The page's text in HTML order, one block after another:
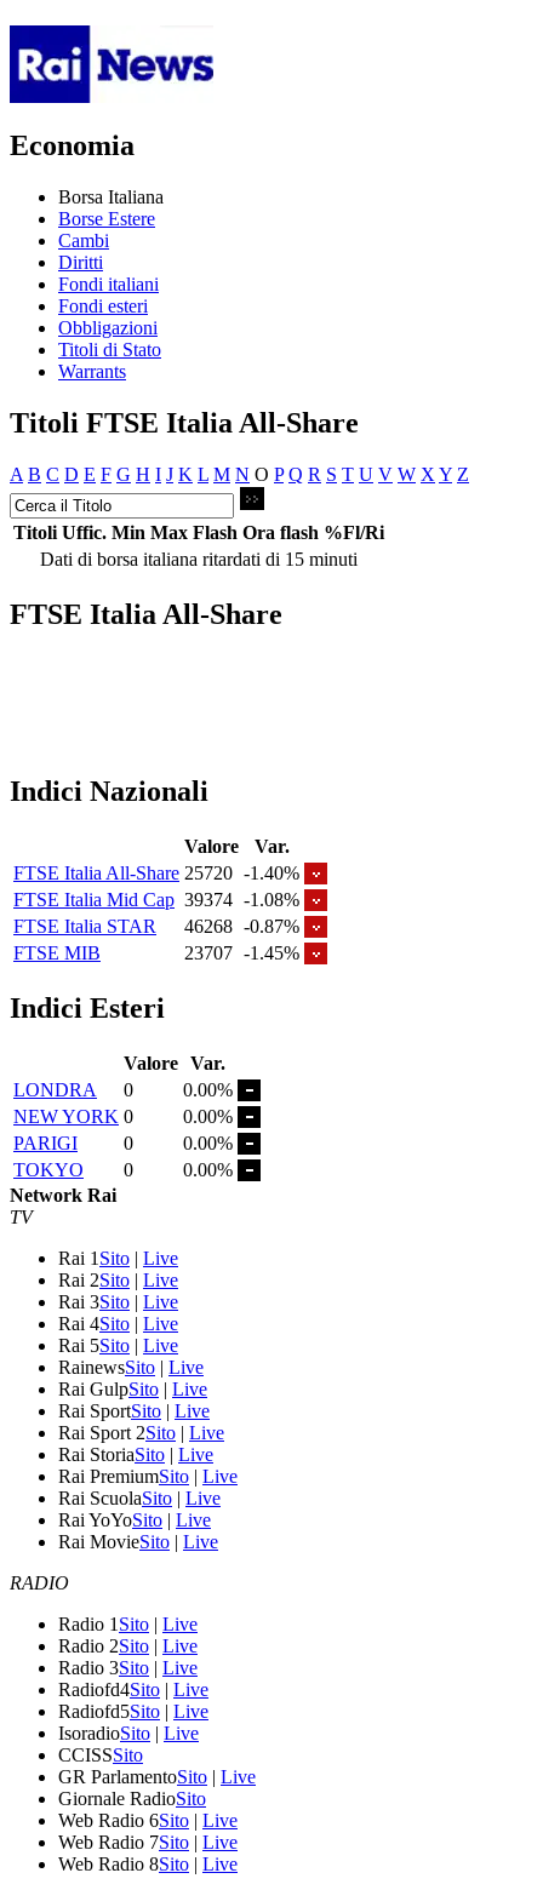
Economia
Borsa Italiana
Borse Estere
Cambi
Diritti
Fondi italiani
Fondi esteri
Obbligazioni
Titoli di Stato
Warrants
Titoli FTSE Italia All-Share
A B C D E F G H I J K L M N O P Q R S T U V W X Y Z
Titoli Uffic. Min Max Flash Ora flash %Fl/Ri
Dati di borsa italiana ritardati di 15 minuti
FTSE Italia All-Share
Indici Nazionali
Valore
Var.
FTSE Italia All-Share 25720 -1.40%
FTSE Italia Mid Cap 39374 -1.08%
FTSE Italia STAR
46268 -0.87%
FTSE MIB
23707 -1.45%
Indici Esteri
Valore Var.
LONDRA
0
0.00%
NEW YORK 0
0.00%
PARIGI
0
0.00%
TOKYO
0
0.00%
Network Rai
TV
Rai 1 Sito | Live
Rai 2Sito | Live
Rai 3Sito | Live
Rai 4Sito | Live
Rai 5Sito | Live
RainewsSito | Live
Rai GulpSito | Live
Rai SportSito | Live
Rai Sport 2Sito | Live
Rai StoriaSito | Live
Rai PremiumSito | Live
Rai ScuolaSito | Live
Rai YoYoSito | Live
Rai MovieSito | Live
RADIO
Radio 1 Sito | Live
Radio 2Sito | Live
Radio 3Sito | Live
Radiofd4Sito | Live
Radiofd5Sito | Live
IsoradioSito | Live
CCISSSito
GR ParlamentoSito | Live
Giornale RadioSito
Web Radio 6Sito | Live
Web Radio 7Sito | Live
Web Radio 8Sito | Live